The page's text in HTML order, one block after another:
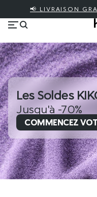
📢 LIVRAISON
Les Soldes
Jusqu'à -70%
COMMENCEZ